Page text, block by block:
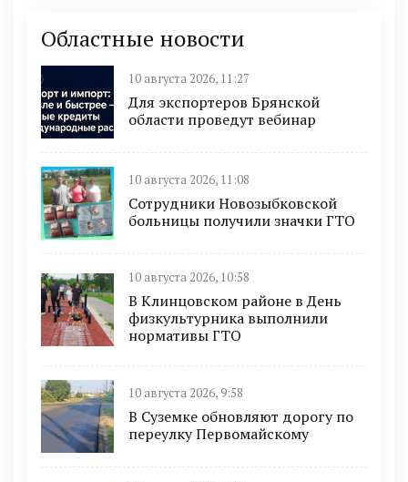
Областные новости
10 августа 2026, 11:27
Для экспортеров Брянской
области проведут вебинар
10 августа 2026, 11:08
Сотрудники Новозыбковской
больницы получили значки ГТО
10 августа 2026, 10:58
В Клинцовском районе в День
физкультурника выполнили
нормативы ГТО
10 августа 2026, 9:58
В Суземке обновляют дорогу по
переулку Первомайскому